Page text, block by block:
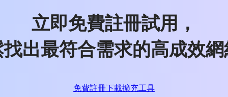
立即免費註冊試用，
出最符合需求的高成效
免費註冊下載擴充工具